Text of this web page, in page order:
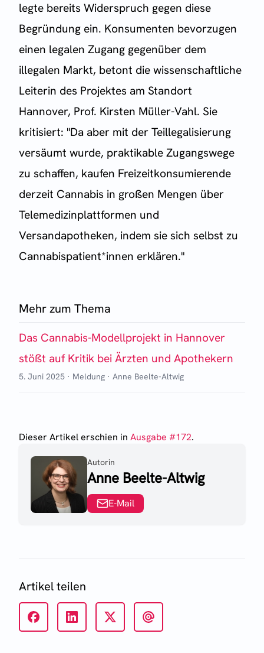
legte bereits Widerspruch gegen diese
Begründung ein. Konsumenten bevorzugen
einen legalen Zugang gegenüber dem
illegalen Markt, betont die wissenschaftliche
Leiterin des Projektes am Standort
Hannover, Prof. Kirsten Müller-Vahl. Sie
kritisiert: "Da aber mit der Teillegalisierung
versäumt wurde, praktikable Zugangswege
zu schaffen, kaufen Freizeitkonsumierende
derzeit Cannabis in großen Mengen über
Telemedizinplattformen und
Versandapotheken, indem sie sich selbst zu
Cannabispatient*innen erklären."
Mehr zum Thema
Das Cannabis-Modellprojekt in Hannover
stößt auf Kritik bei Ärzten und Apothekern
5. Juni 2025 · Meldung · Anne Beelte-Altwig
Dieser Artikel erschien in Ausgabe #172.
Autorin
Anne Beelte-Altwig
E-Mail
Artikel teilen